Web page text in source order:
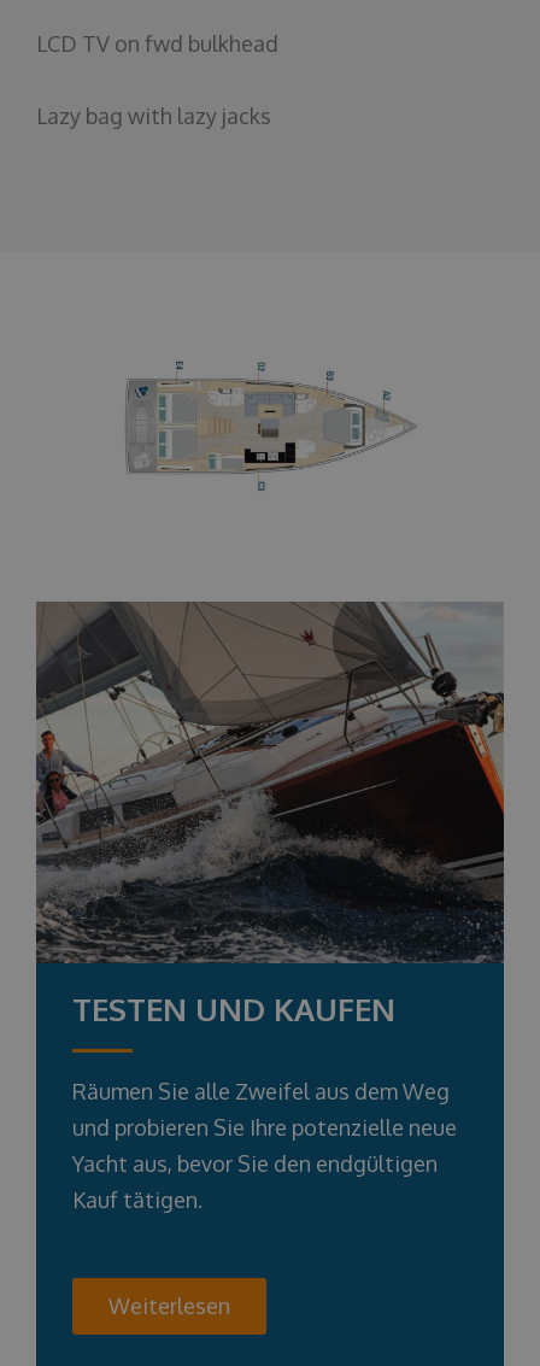
LCD TV on fwd bulkhead
Lazy bag with lazy jacks
TESTEN UND KAUFEN
Räumen Sie alle Zweifel aus dem Weg
und probieren Sie Ihre potenzielle neue
Yacht aus, bevor Sie den endgültigen
Kauf tätigen.
Weiterlesen